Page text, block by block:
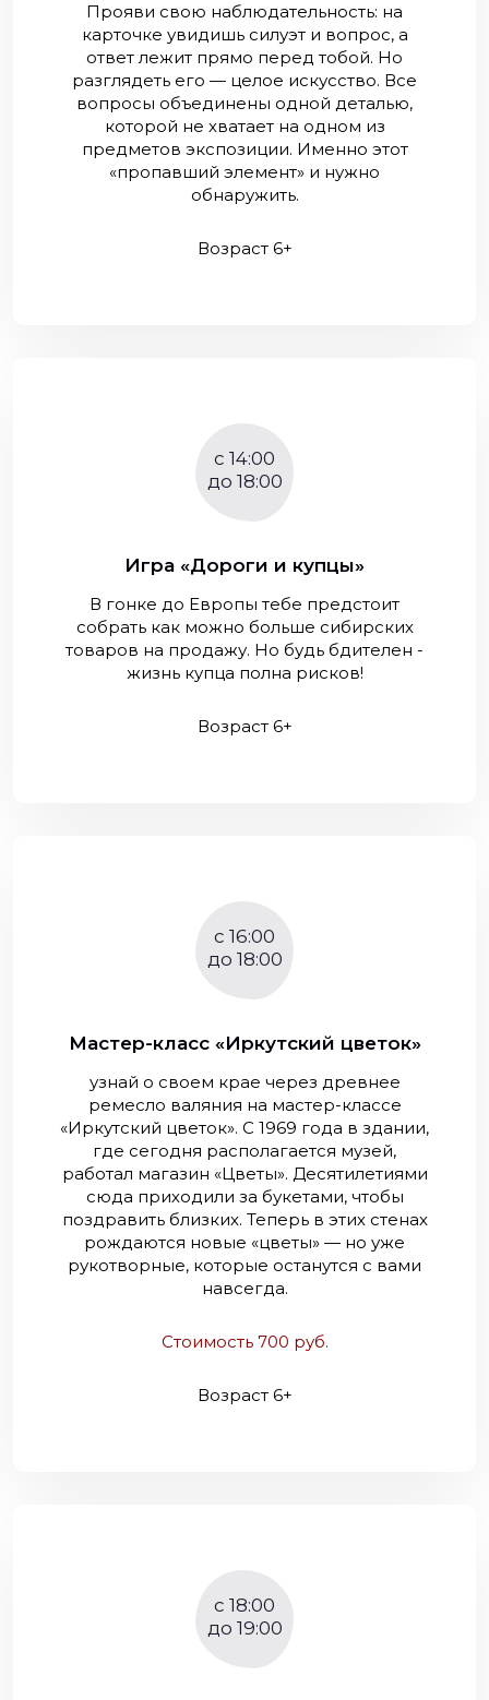
Прояви свою наблюдательность: на
карточке увидишь силуэт и вопрос, а
ответ лежит прямо перед тобой. Но
разглядеть его — целое искусство. Все
вопросы объединены одной деталью,
которой не хватает на одном из
предметов экспозиции. Именно этот
«пропавший элемент» и нужно
обнаружить.
Возраст 6+
c 14:00
до 18:00
Игра «Дороги и купцы»
В гонке до Европы тебе предстоит
собрать как можно больше сибирских
товаров на продажу. Но будь бдителен -
жизнь купца полна рисков!
Возраст 6+
c 16:00
до 18:00
Мастер-класс «Иркутский цветок»
узнай о своем крае через древнее
ремесло валяния на мастер-классе
«Иркутский цветок». С 1969 года в здании,
где сегодня располагается музей,
работал магазин «Цветы». Десятилетиями
сюда приходили за букетами, чтобы
поздравить близких. Теперь в этих стенах
рождаются новые «цветы» — но уже
рукотворные, которые останутся с вами
навсегда.
Стоимость 700 руб.
Возраст 6+
c 18:00
до 19:00